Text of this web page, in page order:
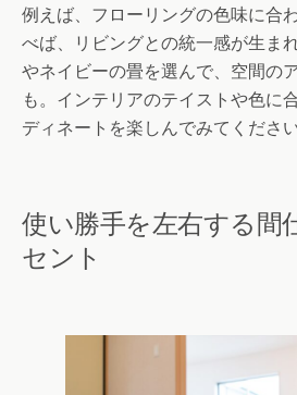
例えば、フローリングの色味に合
べば、リビングとの統一感が生ま
やネイビーの畳を選んで、空間の
も。インテリアのテイストや色に
ディネートを楽しんでみてください
使い勝手を左右する間
セント